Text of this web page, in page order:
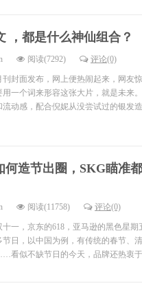
，都是什么神仙组合？
阅读(7292) 评论(0)
封面发布，网上便热闹起来，网友
用一个词来形容这张大片，就是未来
流动感，配合倪妮从没尝试过的银发
何造节出圈，SKG瞄准
阅读(11758) 评论(0)
十一，京东的618，亚马逊的黑色星
日，以中国为例，有传统的春节、
看似不缺节日的今天，品牌还热衷